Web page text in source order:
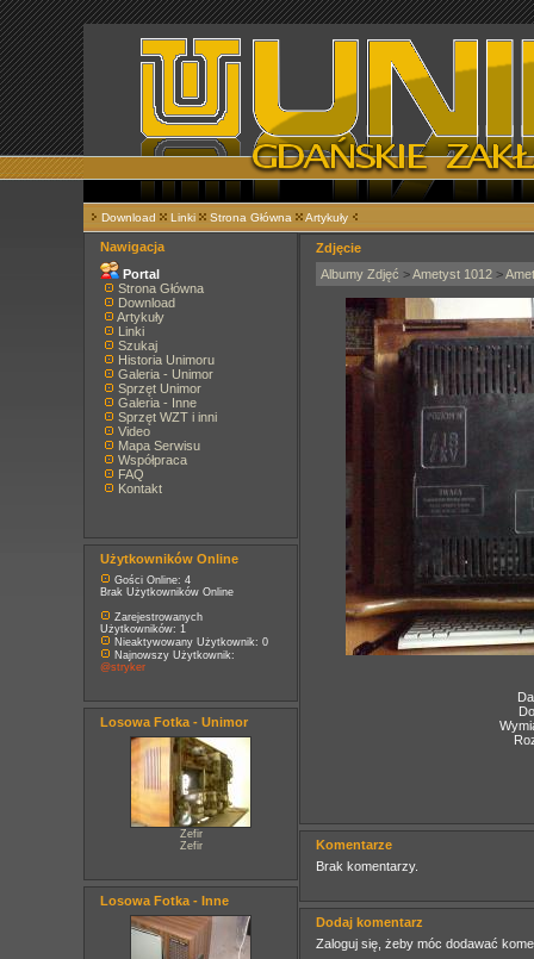
Download Linki Strona Główna Artykuły
Nawigacja
Portal
Strona Główna
Download
Artykuły
Linki
Szukaj
Historia Unimoru
Galeria - Unimor
Sprzęt Unimor
Galeria - Inne
Sprzęt WZT i inni
Video
Mapa Serwisu
Współpraca
FAQ
Kontakt
Użytkowników Online
Gości Online: 4
Brak Użytkowników Online
Zarejestrowanych
Użytkowników: 1
Nieaktywowany Użytkownik: 0
Najnowszy Użytkownik:
@stryker
Losowa Fotka - Unimor
Zefir
Zefir
Losowa Fotka - Inne
Zdjęcie
Albumy Zdjęć >Ametyst 1012 >
Komentarze
Brak komentarzy.
Dodaj komentarz
Zaloguj się, żeby móc dodawać